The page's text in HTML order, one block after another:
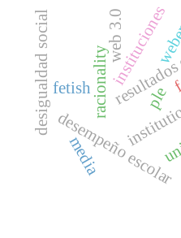
desempeño escolar
desigualdad social racionalityinstituciones
fetish
media
ple
web 3.0